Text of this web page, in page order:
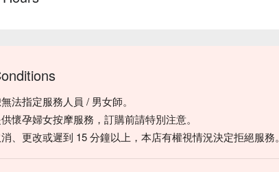
法指定服務人員 / 男女師。
懷孕婦女按摩服務，訂購前請特別注意。
、更改或遲到 15 分鐘以上，本店有權視情況決定拒絕服務。